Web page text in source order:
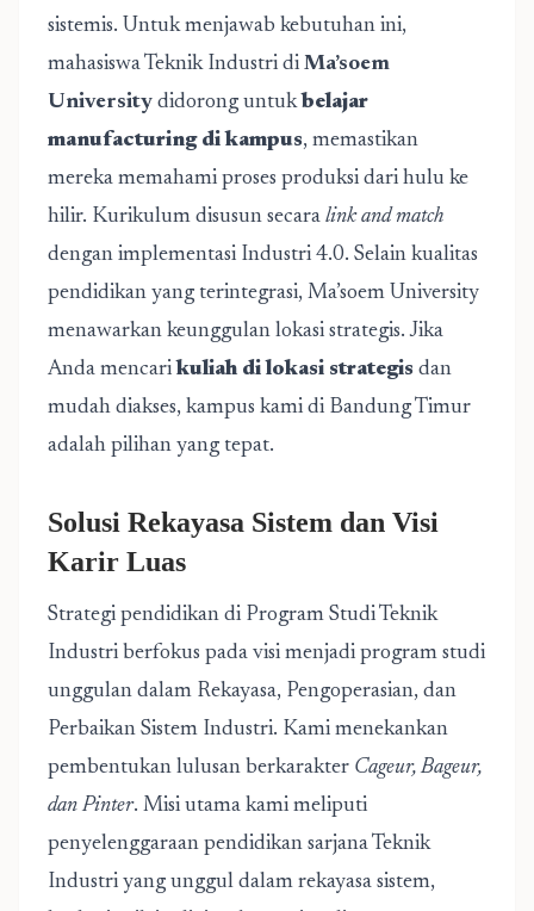
sistemis. Untuk menjawab kebutuhan ini,
mahasiswa Teknik Industri di Ma’soem
University didorong untukbelajar
manufacturing di kampus, memastikan
mereka memahami proses produksi dari hulu ke
hilir. Kurikulum disusun secara link and match
dengan implementasi Industri 4.0. Selain kualitas
pendidikan yang terintegrasi, Ma’soem University
menawarkan keunggulan lokasi strategis. Jika
Anda mencari kuliah di lokasi strategis dan
mudah diakses, kampus kami di Bandung Timur
adalah pilihan yang tepat.
Solusi Rekayasa Sistem dan Visi
Karir Luas
Strategi pendidikan di Program Studi Teknik
Industri berfokus pada visi menjadi program studi
unggulan dalam Rekayasa, Pengoperasian, dan
Perbaikan Sistem Industri. Kami menekankan
pembentukan lulusan berkarakter Cageur, Bageur,
dan Pinter. Misi utama kami meliputi
penyelenggaraan pendidikan sarjana Teknik
Industri yang unggul dalam rekayasa sistem,